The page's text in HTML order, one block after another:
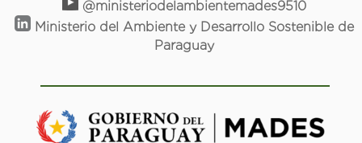
@ministeriodelambientemades9510
Ministerio del Ambiente y Desarrollo Sostenible de
Paraguay